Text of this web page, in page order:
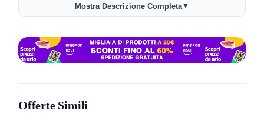
96° in orizzontale, mentre le lenti Fresnel regolabili in tre
conformazioni facciali.
🔹Esperienze immersive: 🌌 Vivi migliaia di giochi e
🔋Batteria capiente
Mostra Descrizione Completa▼
Offerte Simili